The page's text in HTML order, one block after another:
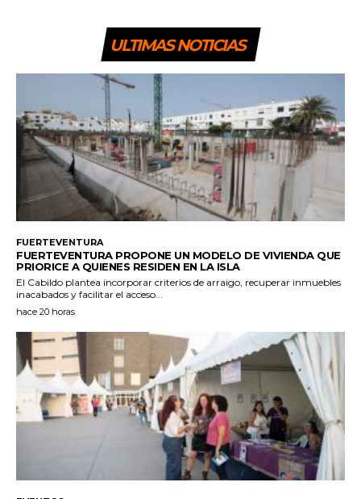
ULTIMAS NOTICIAS
FUERTEVENTURA
FUERTEVENTURA PROPONE UN MODELO DE VIVIENDA QUE
PRIORICE A QUIENES RESIDEN EN LA ISLA
El Cabildo plantea incorporar criterios de arraigo, recuperar inmuebles
inacabados y facilitar el acceso...
hace 20 horas